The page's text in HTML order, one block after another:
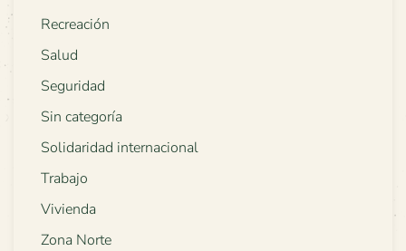
Recreación
Salud
Seguridad
Sin categoría
Solidaridad internacional
Trabajo
Vivienda
Zona Norte